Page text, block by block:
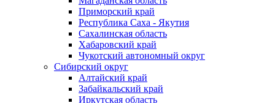
Приморский край
Республика Саха - Якутия
Сахалинская область
Хабаровский край
Чукотский автономный округ
Сибирский округ
Алтайский край
Забайкальский край
Иркутская область